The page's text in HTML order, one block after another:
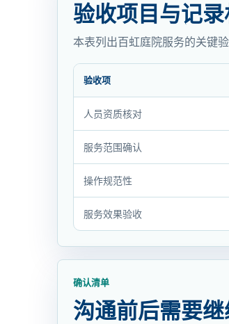
验收项目与记
本表列出百虹庭院服务的关键
项
目
与
记
录
材
料
验收项
人员资质核对
服务范围确认
操作规范性
服务效果验收
确认清单
沟通前后需要